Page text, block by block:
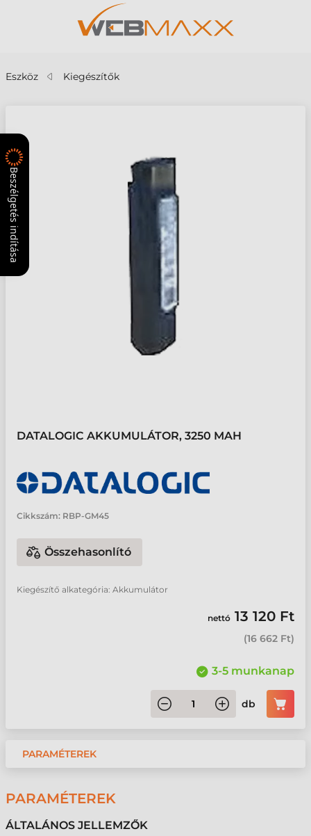
Eszköz Kiegészítők
DATALOGIC AKKUMULÁTOR, 3250 MAH
Cikkszám: RBP-GM45
Összehasonlító
Kiegészítő alkategória: Akkumulátor
nettó 13 120 Ft
(16 662 Ft)
3-5 munkanap
db
PARAMÉTEREK
PARAMÉTEREK
ÁLTALÁNOS JELLEMZŐK
Beszélgetés indítása